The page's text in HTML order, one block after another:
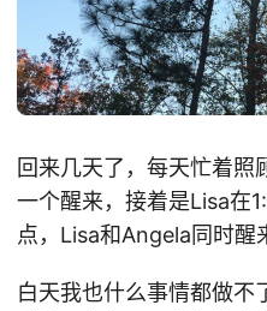
回来几天了，每天忙着
一个醒来，接着是Lisa在
点，Lisa和Angela同时醒
白天我也什么事情都做不